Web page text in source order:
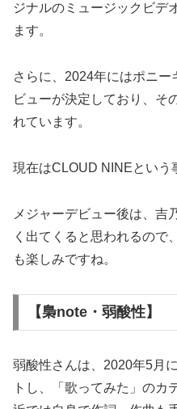
ジナルのミュージックビデ
ます。
さらに、2024年にはポニ
ビューが決定しており、そ
れています。
現在はCLOUD NINEという
メジャーデビュー後は、吉
く出てくると思われるので
も楽しみですね。
【梟note・弱酸性】
弱酸性さんは、2020年5月
トし、「歌ってみた」のカ